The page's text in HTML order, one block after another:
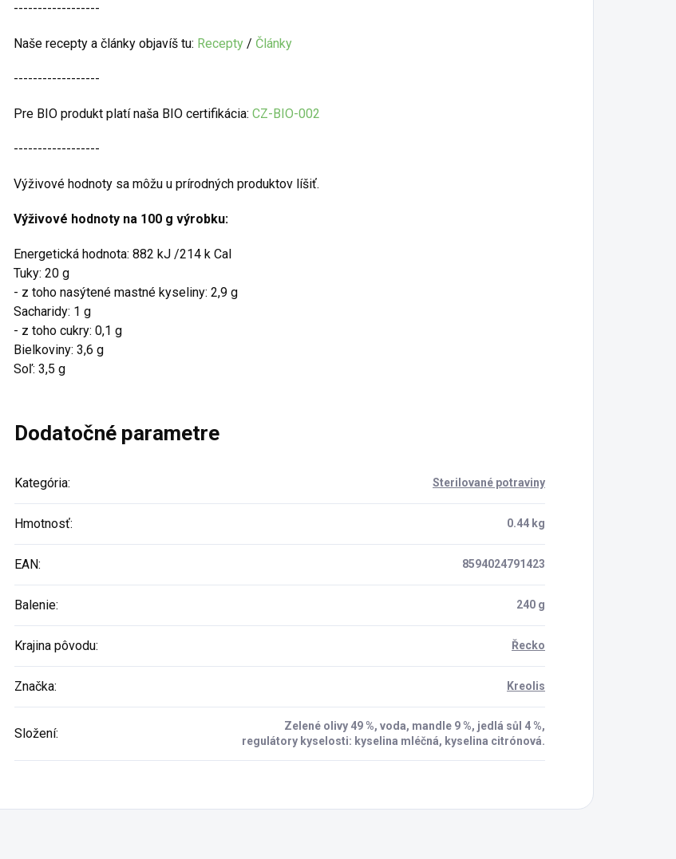
------------------
Naše recepty a články objavíš tu: Recepty / Články
------------------
Pre BIO produkt platí naša BIO certifikácia: CZ-BIO-002
------------------
Výživové hodnoty sa môžu u prírodných produktov líšiť.
Výživové hodnoty na 100 g výrobku:
Energetická hodnota: 882 kJ /214 k Cal
Tuky: 20 g
- z toho nasýtené mastné kyseliny: 2,9 g
Sacharidy: 1 g
- z toho cukry: 0,1 g
Bielkoviny: 3,6 g
Soľ: 3,5 g
Dodatočné parametre
Kategória: Sterilované potraviny
Hmotnosť: 0.44 kg
EAN: 8594024791423
Balenie: 240 g
Krajina pôvodu: Řecko
Značka: Kreolis
Složení:
Zelené olivy 49 %, voda, mandle 9 %, jedlá sůl 4 %,
regulátory kyselosti: kyselina mléčná, kyselina citrónová.